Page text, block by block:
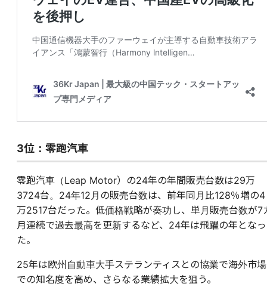
3位：零跑汽車
零跑汽車（Leap Motor）の24年の年間販売台数は29万
3724台。24年12月の販売台数は、前年同月比128％増の4
万2517台だった。低価格戦略が奏功し、単月販売台数が7
月連続で過去最高を更新するなど、24年は飛躍の年となっ
た。
25年は欧州自動車大手ステランティスとの協業で海外市場
での知名度を高め、さらなる業績拡大を狙う。